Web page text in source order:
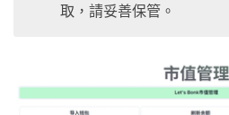
取，請妥善保管。